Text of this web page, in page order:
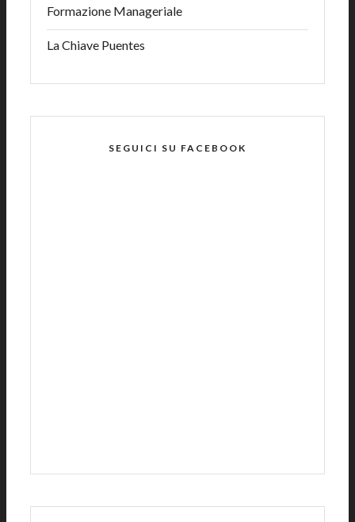
Formazione Manageriale
La Chiave Puentes
SEGUICI SU FACEBOOK